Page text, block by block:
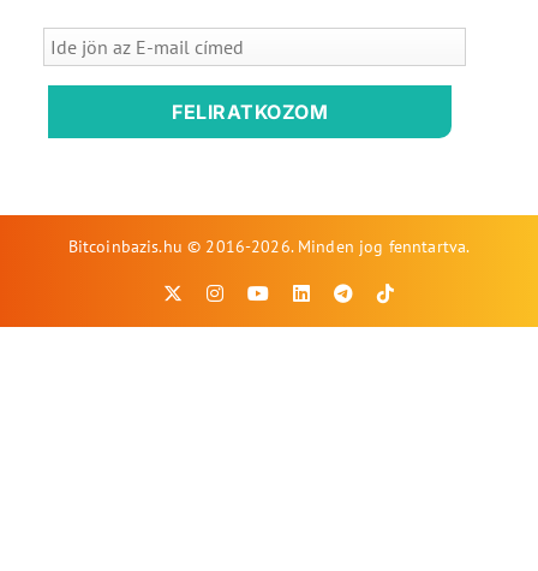
FELIRATKOZOM
Bitcoinbazis.hu © 2016-2026. Minden jog fenntartva.